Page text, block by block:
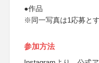
●作品
※同一写真は1応募と
参加方法